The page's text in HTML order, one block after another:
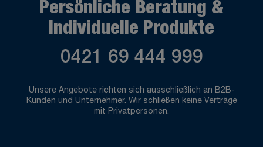
Persönliche Beratung &
Individuelle Produkte
0421 69 444 999
Unsere Angebote richten sich ausschließlich an B2B-
Kunden und Unternehmer. Wir schließen keine Verträge
mit Privatpersonen.